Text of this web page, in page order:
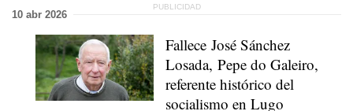
10 abr 2026
Fallece José Sánchez
Losada, Pepe do Galeiro,
referente histórico del
socialismo en Lugo